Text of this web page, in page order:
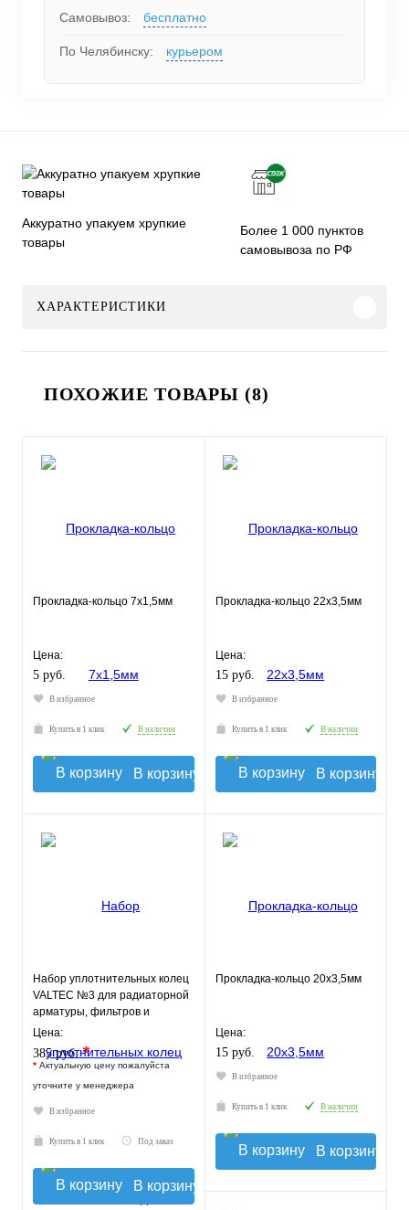
Самовывоз: бесплатно
По Челябинску: курьером
Аккуратно упакуем хрупкие
товары
Более 1 000 пунктов
самовывоза по РФ
ХАРАКТЕРИСТИКИ
ПОХОЖИЕ ТОВАРЫ (8)
Прокладка-кольцо 7х1,5мм
Цена:
5 руб.
В избранное
Купить в 1 клик В наличии
В корзину
Прокладка-кольцо 22х3,5мм
Цена:
15 руб.
В избранное
Купить в 1 клик В наличии
В корзину
Набор уплотнительных колец
VALTEC №3 для радиаторной
арматуры, фильтров и
коллекторов
Цена:
385 руб.*
* Актуальную цену пожалуйста
уточните у менеджера
В избранное
Купить в 1 клик Под заказ
В корзину
Прокладка-кольцо 20х3,5мм
Цена:
15 руб.
В избранное
Купить в 1 клик В наличии
В корзину